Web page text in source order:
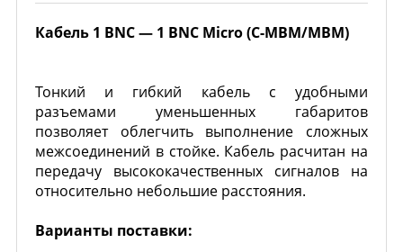
Кабель 1 BNC — 1 BNC Micro (C-MBM/MBM)
Тонкий и гибкий кабель с удобными
разъемами уменьшенных габаритов
позволяет облегчить выполнение сложных
межсоединений в стойке. Кабель расчитан на
передачу высококачественных сигналов на
относительно небольшие расстояния.
Варианты поставки: